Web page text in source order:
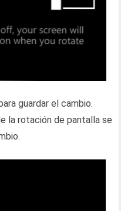
guardar el cambio.
la rotación de pantalla se